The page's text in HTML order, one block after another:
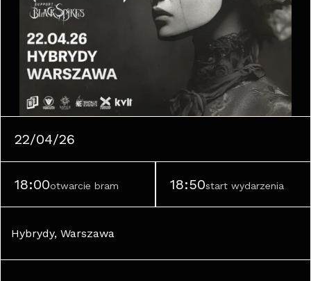
22/04/26
18:00otwarcie bram 18:50start wydarzenia
Hybrydy, Warszawa